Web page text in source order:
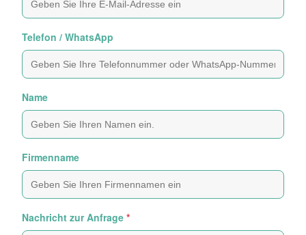
Telefon / WhatsApp
Name
Firmenname
Nachricht zur Anfrage *